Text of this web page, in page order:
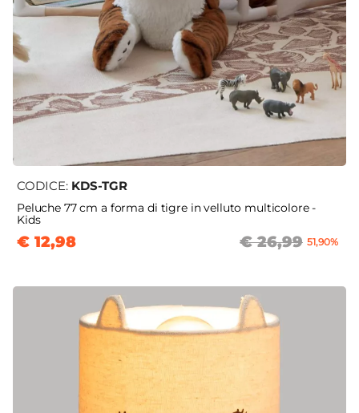
CODICE: KDS-TGR
Peluche 77 cm a forma di tigre in velluto multicolore -
Kids
€ 12,98 € 26,99 51,90%